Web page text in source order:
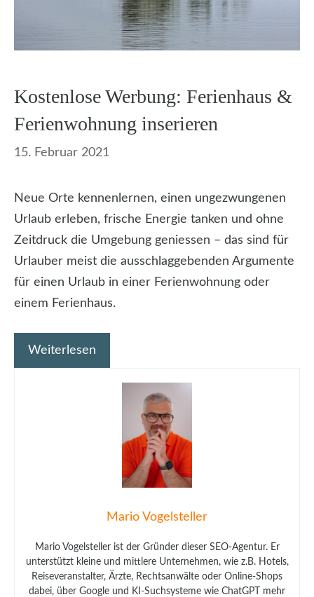
Kostenlose Werbung: Ferienhaus &
Ferienwohnung inserieren
15. Februar 2021
Neue Orte kennenlernen, einen ungezwungenen
Urlaub erleben, frische Energie tanken und ohne
Zeitdruck die Umgebung geniessen – das sind für
Urlauber meist die ausschlaggebenden Argumente
für einen Urlaub in einer Ferienwohnung oder
einem Ferienhaus.
Weiterlesen
Mario Vogelsteller
Mario Vogelsteller ist der Gründer dieser SEO-Agentur. Er
unterstützt kleine und mittlere Unternehmen, wie z.B. Hotels,
Reiseveranstalter, Ärzte, Rechtsanwälte oder Online-Shops
dabei, über Google und KI-Suchsysteme wie ChatGPT mehr